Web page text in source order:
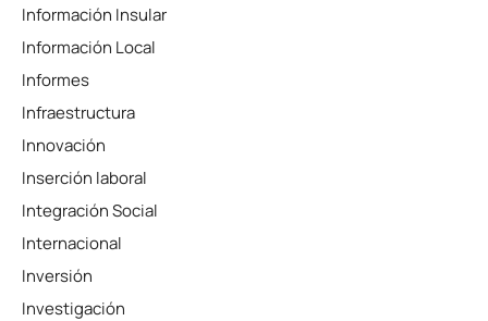
Información Insular
Información Local
Informes
Infraestructura
Innovación
Inserción laboral
Integración Social
Internacional
Inversión
Investigación